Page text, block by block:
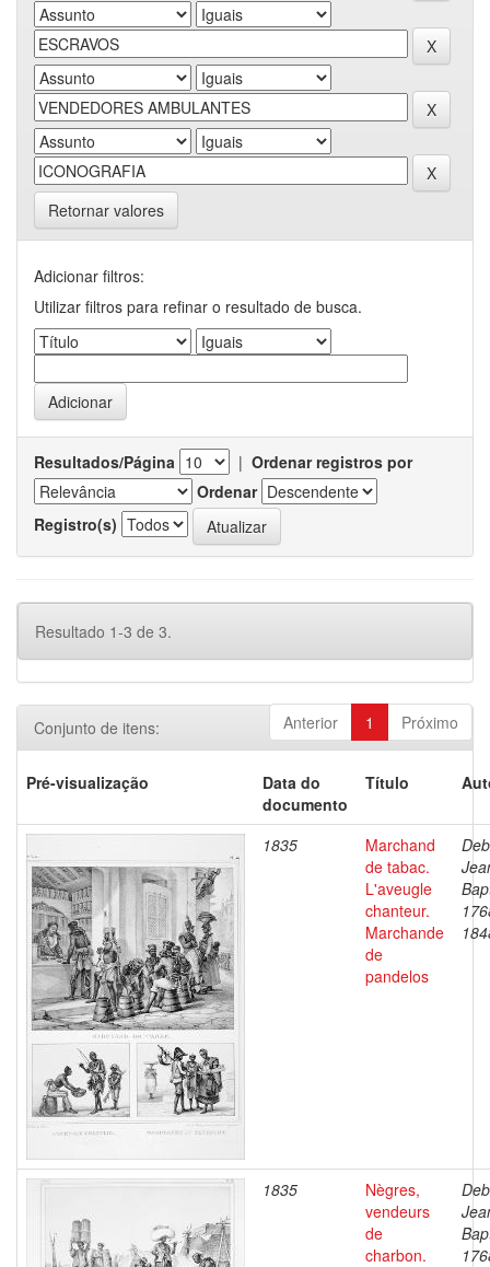
Retornar valores
Adicionar filtros:
Utilizar filtros para refinar o resultado de busca.
Resultados/Página | Ordenar registros por
Ordenar
Registro(s)
Resultado 1-3 de 3.
Anterior 1 Próximo
Conjunto de itens:
Pré-visualização
Data do
documento
Título
1835
Marchand
de tabac.
L'aveugle
chanteur.
Marchande
de
pandelos
1835
Nègres,
vendeurs
de
charbon.